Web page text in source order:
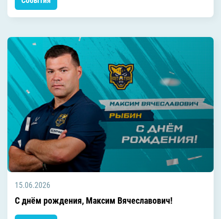
15.06.2026
С днём рождения, Максим Вячеславович!